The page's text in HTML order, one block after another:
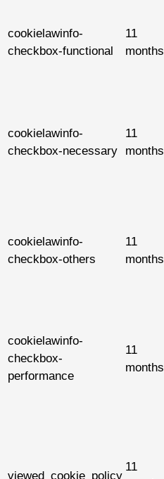
cookielawinfo-
checkbox-functional
11
months
cookielawinfo-
checkbox-necessary
11
months
cookielawinfo-
checkbox-others
11
months
cookielawinfo-
checkbox-
performance
11
months
viewed_cookie_policy
11